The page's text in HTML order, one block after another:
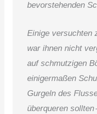
bevorstehenden
Einige versuchten
war ihnen nicht
auf schmutzigen
einigermaßen
Gurgeln des
überqueren sollten